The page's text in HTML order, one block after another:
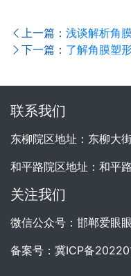
上一篇： 浅谈解析角
下一篇： 了解角膜塑
联系我们
东柳院区地址：东柳大
和平路院区地址：和平
关注我们
微信公众号：邯郸爱眼
备案号： 冀ICP备